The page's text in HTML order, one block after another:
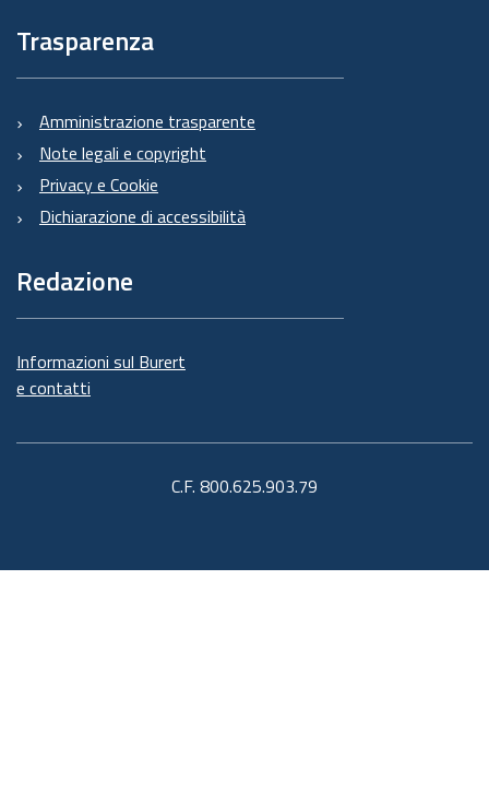
Trasparenza
Amministrazione trasparente
Note legali e copyright
Privacy e Cookie
Dichiarazione di accessibilità
Redazione
Informazioni sul Burert
e contatti
C.F. 800.625.903.79